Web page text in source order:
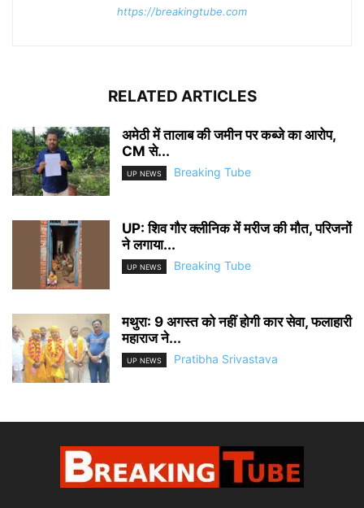
https://breakingtube.com
RELATED ARTICLES
अमेठी में तालाब की जमीन पर कब्जे का आरोप,
CM से...
UP NEWS Breaking Tube
UP: शिव गौर क्लीनिक में मरीज की मौत, परिजनों
ने लगाया...
UP NEWS Breaking Tube
मथुरा: 9 अगस्त को नहीं होगी कार सेवा, फलाहारी
महाराज ने...
UP NEWS Pratibha Srivastava